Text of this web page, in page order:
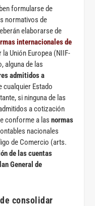
formularse de
normativos de
elaborarse de
internacionales de
Unión Europea (NIIF-
alguna de las
admitidos a
cualquier Estado
si ninguna de las
a cotización
conforme a lasnormas
nacionales
de Comercio (arts.
de las cuentas
General de
consolidar